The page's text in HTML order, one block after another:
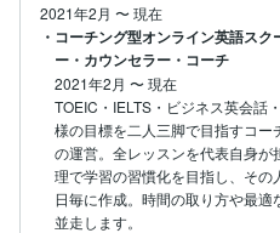
2021年2月 〜現在
・コーチング型オンライン英語ス
ー・カウンセラー・コーチ
2021年2月 〜現在
TOEIC・IELTS・ビジネス英会話
様の目標を二人三脚で目指すコ
の運営。全レッスンを代表自身
理で学習の習慣化を目指し、そ
日毎に作成。時間の取り方や最
並走します。